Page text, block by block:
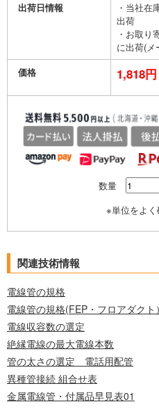
出荷日情報
・当社在
出荷
・お取り
に出荷(メ
価格
1,818円
数量
※単位をよく
関連技術情報
電線管の規格
電線管の規格(FEP・フロアダクト）
電線収容数の選定
絶縁電線の最大電線本数
管の太さの選定 電話用配管
異種管接続 組合せ表
金属電線管・付属品早見表01